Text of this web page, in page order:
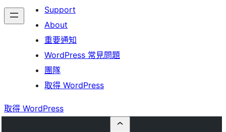
Support
About
重要通知
WordPress 常見問題
團隊
取得 WordPress
取得 WordPress